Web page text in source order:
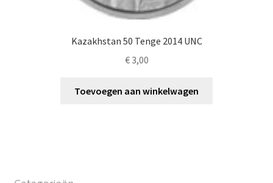
Kazakhstan 50 Tenge 2014 UNC
€3,00
Toevoegen aan winkelwagen